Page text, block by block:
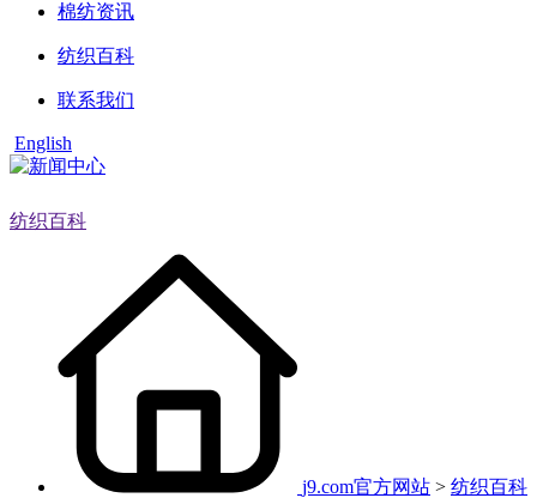
棉纺资讯
纺织百科
联系我们
English
纺织百科
j9.com官方网站 > 纺织百科